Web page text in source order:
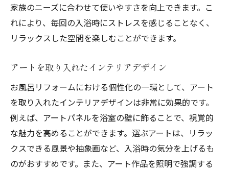
家族のニーズに合わせて使いやすさを向上できます。こ
れにより、毎回の入浴時にストレスを感じることなく、
リラックスした空間を楽しむことができます。
アートを取り入れたインテリアデザイン
お風呂リフォームにおける個性化の一環として、アート
を取り入れたインテリアデザインは非常に効果的です。
例えば、アートパネルを浴室の壁に飾ることで、視覚的
な魅力を高めることができます。選ぶアートは、リラッ
クスできる風景や抽象画など、入浴時の気分を上げるも
のがおすすめです。また、アート作品を照明で強調する